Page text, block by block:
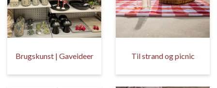
Brugskunst | Gaveideer Til strand og picnic